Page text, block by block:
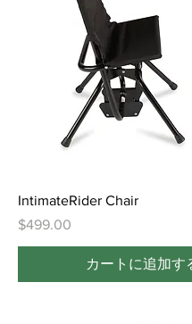
IntimateRider Chair
価格
$499.00
カートに追加す